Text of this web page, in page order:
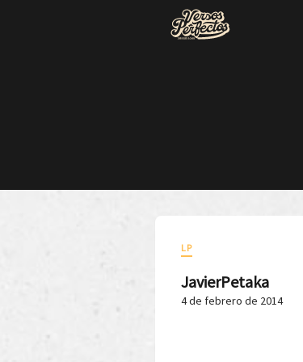
LP
JavierPetaka
4 de febrero de 2014